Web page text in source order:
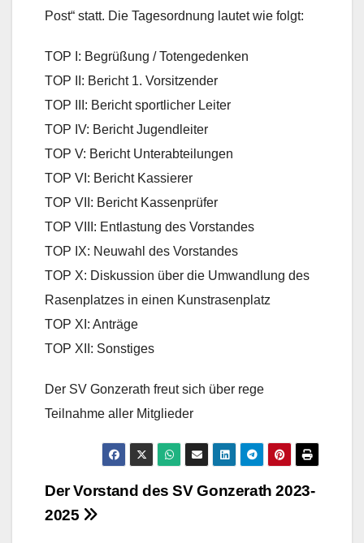
Post“ statt. Die Tagesordnung lautet wie folgt:
TOP I: Begrüßung / Totengedenken
TOP II: Bericht 1. Vorsitzender
TOP III: Bericht sportlicher Leiter
TOP IV: Bericht Jugendleiter
TOP V: Bericht Unterabteilungen
TOP VI: Bericht Kassierer
TOP VII: Bericht Kassenprüfer
TOP VIII: Entlastung des Vorstandes
TOP IX: Neuwahl des Vorstandes
TOP X: Diskussion über die Umwandlung des
Rasenplatzes in einen Kunstrasenplatz
TOP XI: Anträge
TOP XII: Sonstiges
Der SV Gonzerath freut sich über rege
Teilnahme aller Mitglieder
Beitragsnavigation
Der Vorstand des SV Gonzerath 2023-
2025